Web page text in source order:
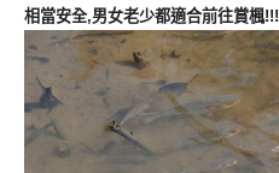
相當安全,男女老少都適合前往賞楓!!!